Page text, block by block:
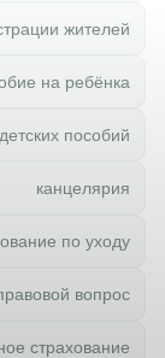
жителей
на ребёнка
пособий
канцелярия
по уходу
вопрос
страхование